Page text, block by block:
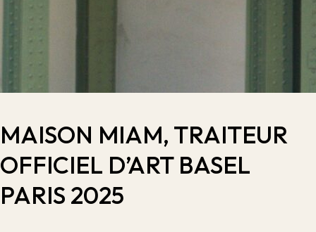
MAISON MIAM, TRAITEUR
OFFICIEL D’ART BASEL
PARIS 2025